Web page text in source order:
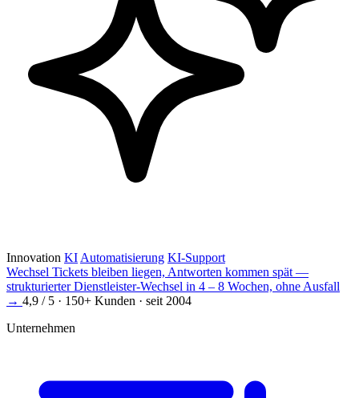
Innovation KI Automatisierung KI-Support
Wechsel Tickets bleiben liegen, Antworten kommen spät —
strukturierter Dienstleister-Wechsel in 4 – 8 Wochen, ohne Ausfall
→ 4,9 / 5 · 150+ Kunden · seit 2004
Unternehmen